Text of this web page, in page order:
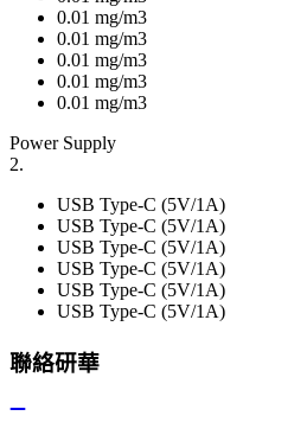
0.01 mg/m3
0.01 mg/m3
0.01 mg/m3
0.01 mg/m3
0.01 mg/m3
Power Supply
2.
USB Type-C (5V/1A)
USB Type-C (5V/1A)
USB Type-C (5V/1A)
USB Type-C (5V/1A)
USB Type-C (5V/1A)
USB Type-C (5V/1A)
聯絡研華